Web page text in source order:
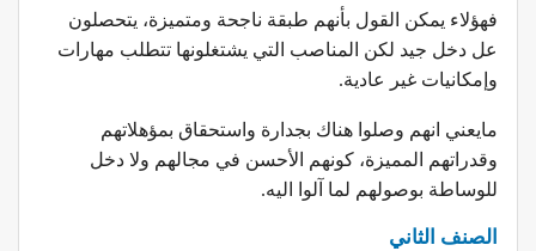
فهؤلاء يمكن القول بأنهم طبقة ناجحة ومتميزة، يتحصلون
عل دخل جيد لكن المناصب التي يشتغلونها تتطلب مهارات
وإمكانيات غير عادية.
مايعني انهم وصلوا هناك بجدارة واستحقاق بمؤهلاتهم
وقدراتهم المميزة، كونهم الأحسن في مجالهم ولا دخل
للوساطة بوصولهم لما آلوا اليه.
الصنف الثاني